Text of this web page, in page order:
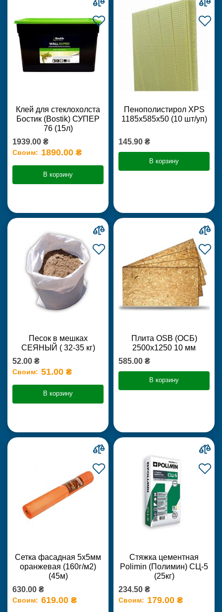
Клей для стеклохолста
Бостик (Bostik) СУПЕР
76 (15л)
1939.00 ₴
Своим: 1890.00 ₴
В корзину
Пенополистирол XPS
1185х585х50 (10 шт/уп)
145.90 ₴
В корзину
Песок в мешках
СЕЯНЫЙ ( 32-35 кг)
52.00 ₴
Своим: 51.00 ₴
В корзину
Плита OSB (ОСБ)
2500х1250 10 мм
585.00 ₴
В корзину
Сетка фасадная 5х5мм
оранжевая (160г/м2)
(45м)
630.00 ₴
Своим: 619.00 ₴
Стяжка цементная
Polimin (Полимин) СЦ-5
(25кг)
234.50 ₴
Своим: 179.00 ₴